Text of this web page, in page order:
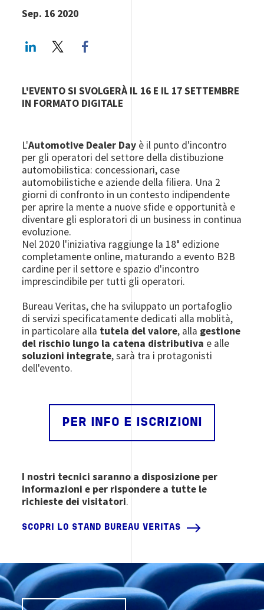
Sep. 16 2020
LinkedInTwitter
L'EVENTO SI SVOLGERÀ IL 16 E IL 17 SETTEMBRE
IN FORMATO DIGITALE
L'Automotive Dealer Day è il punto d'incontro
per gli operatori del settore della distibuzione
automobilistica: concessionari, case
automobilistiche e aziende della filiera. Una 2
giorni di confronto in un contesto indipendente
per aprire la mente a nuove sfide e opportunità e
diventare gli esploratori di un business in continua
evoluzione.
Nel 2020 l'iniziativa raggiunge la 18° edizione
completamente online, maturando a evento B2B
cardine per il settore e spazio d'incontro
imprescindibile per tutti gli operatori.
Bureau Veritas, che ha sviluppato un portafoglio
di servizi specificatamente dedicati alla moblità,
in particolare alla tutela del valore, alla gestione
del rischio lungo la catena distributiva e alle
soluzioni integrate, sarà tra i protagonisti
dell'evento.
PER INFO E ISCRIZIONI
I nostri tecnici saranno a disposizione per
informazioni e per rispondere a tutte le
richieste dei visitatori.
SCOPRI LO STAND BUREAU VERITAS